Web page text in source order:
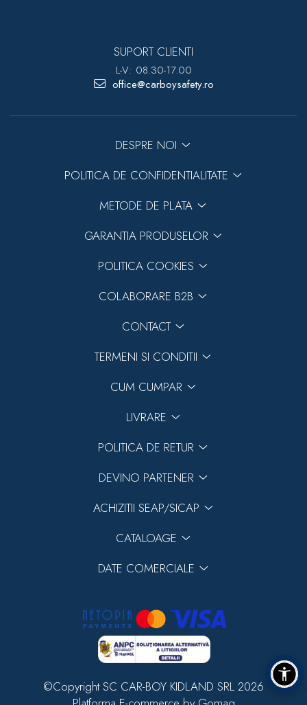
SUPORT CLIENTI
L-V: 08.30-17.00
office@carboysafety.ro
DESPRE NOI
POLITICA DE CONFIDENTIALITATE
METODE DE PLATA
GARANTIA PRODUSELOR
POLITICA COOKIES
COLABORARE B2B
CONTACT
TERMENI SI CONDITII
CUM CUMPAR
LIVRARE
POLITICA DE RETUR
DEVINO PARTENER
ACHIZITII SEAP/SICAP
CATALOAGE
DATE COMERCIALE
©Copyright SC CAR-BOY KIDLAND SRL 2026